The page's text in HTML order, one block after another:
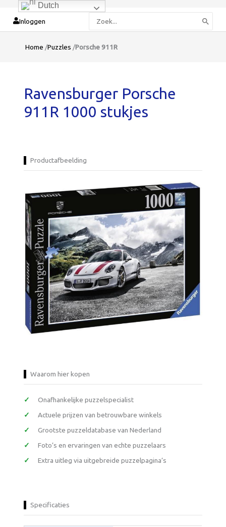
Inloggen
naar:
Home /Puzzles /Porsche 911R
Ravensburger Porsche
911R 1000 stukjes
Productafbeelding
Waarom hier kopen
Onafhankelijke puzzelspecialist
Actuele prijzen van betrouwbare winkels
Grootste puzzeldatabase van Nederland
Foto’s en ervaringen van echte puzzelaars
Extra uitleg via uitgebreide puzzelpagina’s
Specificaties
Dutch